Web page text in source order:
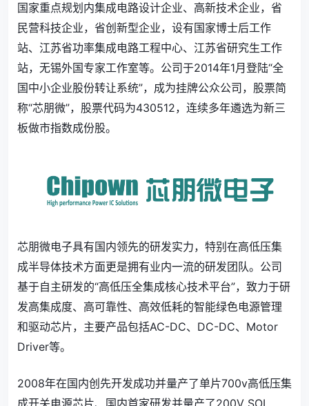
国家重点规划内集成电路设计企业、高新技术企业，省
民营科技企业，省创新型企业，设有国家博士后工作
站、江苏省功率集成电路工程中心、江苏省研究生工作
站，无锡外国专家工作室等。公司于2014年1月登陆“全
国中小企业股份转让系统”，成为挂牌公众公司，股票简
称“芯朋微”，股票代码为430512，连续多年遴选为新三
板做市指数成份股。
芯朋微电子具有国内领先的研发实力，特别在高低压集
成半导体技术方面更是拥有业内一流的研发团队。公司
基于自主研发的“高低压全集成核心技术平台”，致力于研
发高集成度、高可靠性、高效低耗的智能绿色电源管理
和驱动芯片，主要产品包括AC-DC、DC-DC、Motor
Driver等。
2008年在国内创先开发成功并量产了单片700v高低压集
成开关电源芯片、国内首家研发并量产了200V SOI